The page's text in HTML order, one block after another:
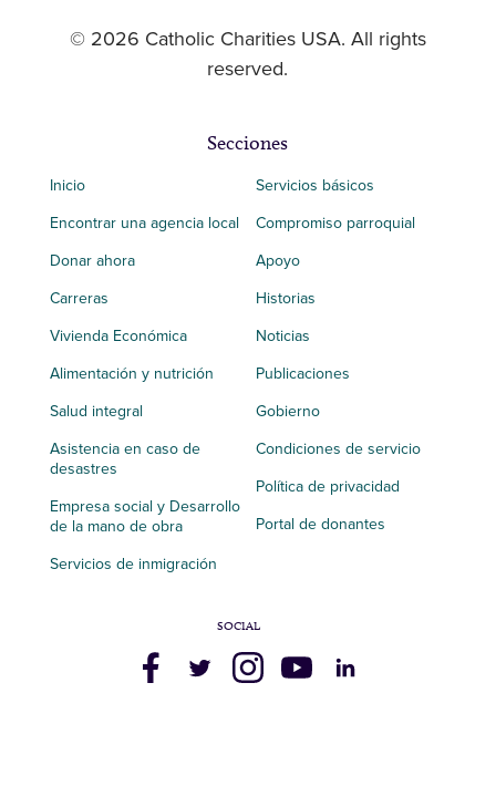
© 2026 Catholic Charities USA. All rights
reserved.
Secciones
Inicio
Encontrar una agencia local
Donar ahora
Carreras
Vivienda Económica
Alimentación y nutrición
Salud integral
Asistencia en caso de
desastres
Empresa social y Desarrollo
de la mano de obra
Servicios de inmigración
Servicios básicos
Compromiso parroquial
Apoyo
Historias
Noticias
Publicaciones
Gobierno
Condiciones de servicio
Política de privacidad
Portal de donantes
SOCIAL